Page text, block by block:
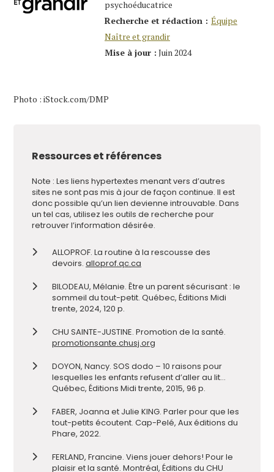
psychoéducatrice
Recherche et rédaction : Équipe
Naître et grandir
Mise à jour : Juin 2024
Photo : iStock.com/DMP
Ressources et références
Note : Les liens hypertextes menant vers d’autres
sites ne sont pas mis à jour de façon continue. Il est
donc possible qu’un lien devienne introuvable. Dans
un tel cas, utilisez les outils de recherche pour
retrouver l’information désirée.
ALLOPROF. La routine à la rescousse des
devoirs. alloprof.qc.ca
BILODEAU, Mélanie. Être un parent sécurisant : le
sommeil du tout-petit. Québec, Éditions Midi
trente, 2024, 120 p.
CHU SAINTE-JUSTINE. Promotion de la santé.
promotionsante.chusj.org
DOYON, Nancy. SOS dodo – 10 raisons pour
lesquelles les enfants refusent d’aller au lit…
Québec, Éditions Midi trente, 2015, 96 p.
FABER, Joanna et Julie KING. Parler pour que les
tout-petits écoutent. Cap-Pelé, Aux éditions du
Phare, 2022.
FERLAND, Francine. Viens jouer dehors! Pour le
plaisir et la santé. Montréal, Éditions du CHU